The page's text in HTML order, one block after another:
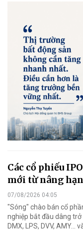
Các cổ phiếu
mới từ nâng
07/08/2026 04:05
"Sóng" chào bán cổ
nghiệp bắt đầu dâng
DMX, LPS, DVV, AMY...